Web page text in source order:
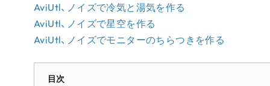
AviUtl、ノイズで冷気と湯気を作る
AviUtl、ノイズで星空を作る
AviUtl、ノイズでモニターのちらつきを作る
目次